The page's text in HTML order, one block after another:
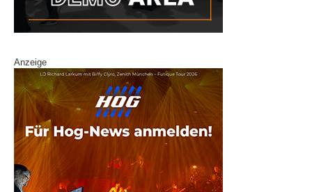
Anzeige